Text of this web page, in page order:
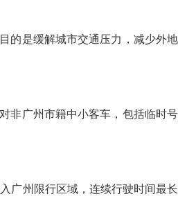
的是缓解城市交通压力，减少外地
非广州市籍中小客车，包括临时号
广州限行区域，连续行驶时间最长